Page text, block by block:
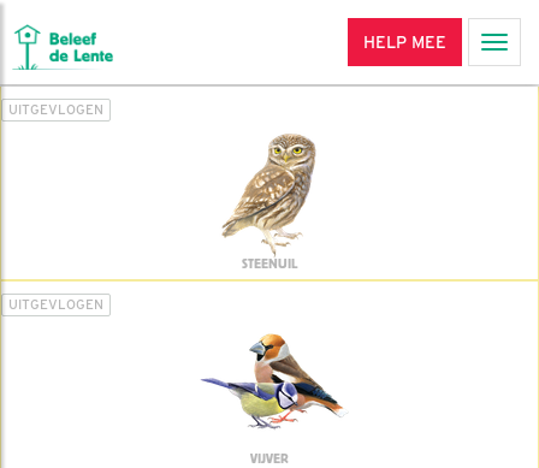
HELP MEE
UITGEVLOGEN
STEENUIL
UITGEVLOGEN
VIJVER